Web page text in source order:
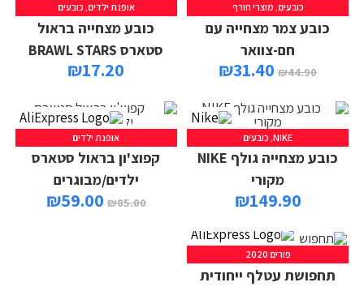
כובעים, מוצרי חורף
כובע צמר מצחייה עם
חם-צוואר
₪44.90
₪31.40
אופנת ילדים, כובעים
כובע מצחייה בראול
סטארס BRAWL STARS
₪17.20
NIKE
, כובעים
כובע מצחייה גולף NIKE
מקורי
₪149.90
אופנת ילדים
קפוצ'ון בראול סטארס
ילדים/מבוגרים
₪85.00
₪59.00
פורים 2020
תחפושת עטלף ייחודית